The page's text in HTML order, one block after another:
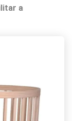
a